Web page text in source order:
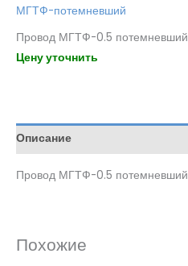
МГТФ-потемневший
Провод МГТФ-0.5 потемневший
Цену уточнить
Описание
Провод МГТФ-0.5 потемневший
Похожие